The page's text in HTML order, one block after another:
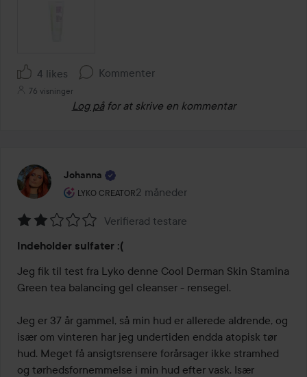
4 likes Kommenter
76 visninger
Log på for at skrive en kommentar
Johanna
LYKO CREATOR
Brugerens rolle: Lyko Creator.
2 måneder
Posten blev oprettet 2 måneder
2
ud
af
Verifierad testare
Indeholder sulfater :(
Jeg fik til test fra Lyko denne Cool Derman Skin Stamina
Green tea balancing gel cleanser - rensegel.
Jeg er 37 år gammel, så min hud er allerede aldrende, og
især om vinteren har jeg undertiden endda atopisk tør
hud. Meget få ansigtsrensere forårsager ikke stramhed
og tørhedsfornemmelse i min hud efter vask. Især